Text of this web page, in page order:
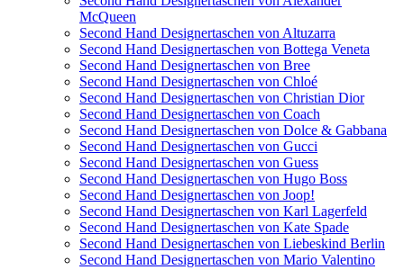
McQueen
Second Hand Designertaschen von Altuzarra
Second Hand Designertaschen von Bottega Veneta
Second Hand Designertaschen von Bree
Second Hand Designertaschen von Chloé
Second Hand Designertaschen von Christian Dior
Second Hand Designertaschen von Coach
Second Hand Designertaschen von Dolce & Gabbana
Second Hand Designertaschen von Gucci
Second Hand Designertaschen von Guess
Second Hand Designertaschen von Hugo Boss
Second Hand Designertaschen von Joop!
Second Hand Designertaschen von Karl Lagerfeld
Second Hand Designertaschen von Kate Spade
Second Hand Designertaschen von Liebeskind Berlin
Second Hand Designertaschen von Mario Valentino